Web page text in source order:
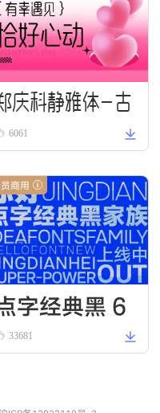
庆科静雅体-古
版 Simple
6061
商用
字经典黑 6
33681